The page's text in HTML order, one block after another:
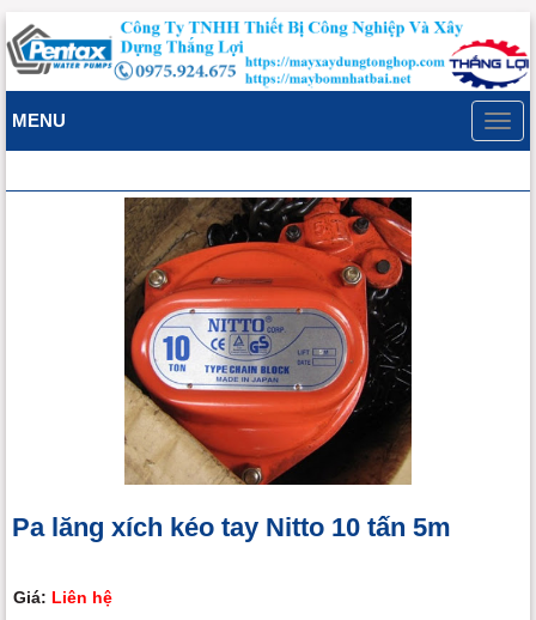
MENU
Pa lăng xích kéo tay Nitto 10 tấn 5m
Giá: Liên hệ